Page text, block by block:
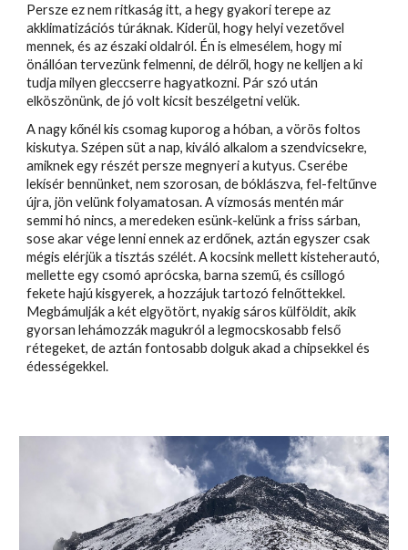
Persze ez nem ritkaság itt, a hegy gyakori terepe az
akklimatizációs túráknak. Kiderül, hogy helyi vezetővel
mennek, és az északi oldalról. Én is elmesélem, hogy mi
önállóan tervezünk felmenni, de délről, hogy ne kelljen a ki
tudja milyen gleccserre hagyatkozni. Pár szó után
elköszönünk, de jó volt kicsit beszélgetni velük.
A nagy kőnél kis csomag kuporog a hóban, a vörös foltos
kiskutya. Szépen süt a nap, kiváló alkalom a szendvicsekre,
amiknek egy részét persze megnyeri a kutyus. Cserébe
lekísér bennünket, nem szorosan, de bóklászva, fel-feltűnve
újra, jön velünk folyamatosan. A vízmosás mentén már
semmi hó nincs, a meredeken esünk-kelünk a friss sárban,
sose akar vége lenni ennek az erdőnek, aztán egyszer csak
mégis elérjük a tisztás szélét. A kocsink mellett kisteherautó,
mellette egy csomó aprócska, barna szemű, és csillogó
fekete hajú kisgyerek, a hozzájuk tartozó felnőttekkel.
Megbámulják a két elgyötört, nyakig sáros külföldit, akik
gyorsan lehámozzák magukról a legmocskosabb felső
rétegeket, de aztán fontosabb dolguk akad a chipsekkel és
édességekkel.